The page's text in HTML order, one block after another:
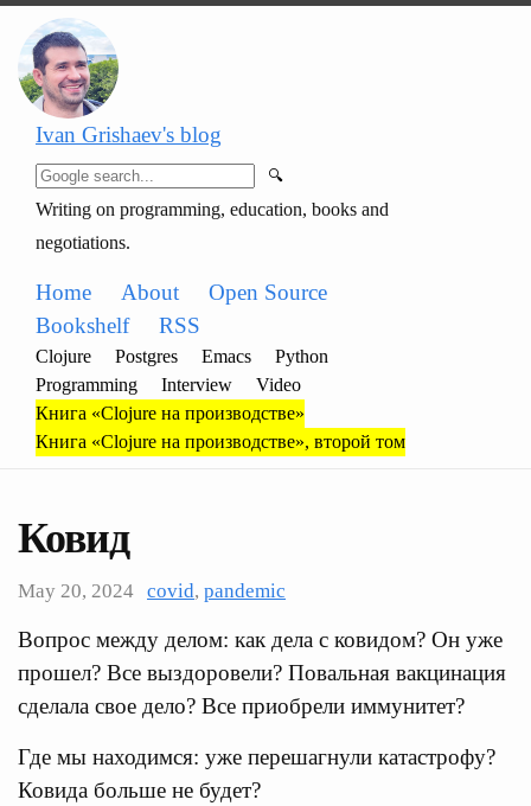
Ivan Grishaev's blog
🔍
Writing on programming, education, books and
negotiations.
Home About
Open Source
Bookshelf
RSS
Clojure Postgres Emacs
Python
Programming
Interview
Video
Книга «Clojure на производстве»
Книга «Clojure на производстве», второй том
Ковид
May 20, 2024 covid, pandemic
Вопрос между делом: как дела с ковидом? Он уже
прошел? Все выздоровели? Повальная вакцинация
сделала свое дело? Все приобрели иммунитет?
Где мы находимся: уже перешагнули катастрофу?
Ковида больше не будет?